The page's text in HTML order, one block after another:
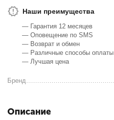
Наши преимущества
— Гарантия 12 месяцев
— Оповещение по SMS
— Возврат и обмен
— Различные способы оплаты
— Лучшая цена
Бренд
Описание